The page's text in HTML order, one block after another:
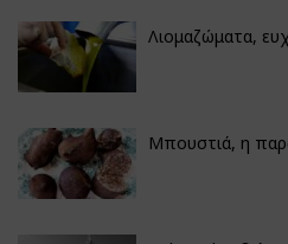
Λιομαζώματα,
Μπουστιά, η